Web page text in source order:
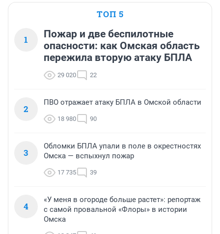
ТОП 5
1
Пожар и две беспилотные
опасности: как Омская область
пережила вторую атаку БПЛА
29 020 22
2
ПВО отражает атаку БПЛА в Омской области
18 980 90
3
Обломки БПЛА упали в поле в окрестностях
Омска — вспыхнул пожар
17 735 39
4
«У меня в огороде больше растет»: репортаж
с самой провальной «Флоры» в истории
Омска